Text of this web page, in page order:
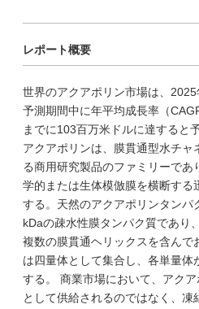
レポート概要
世界のアクアポリン市場は、2025
予測期間中に年平均成長率（
までに103百万米ドルに達すると
アクアポリンは、膜貫通型水チャ
る商用研究製品のファミリーであ
学的または生体模倣膜を横断する
する。天然のアクアポリンタンパ
kDaの疎水性膜タンパク質であり
複数の膜貫通ヘリックスを含んで
は四量体として集合し、各単量
する。 商業市場において、アク
として供給されるのではなく、凍